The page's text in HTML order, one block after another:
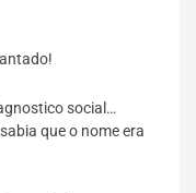
social…
que o nome era